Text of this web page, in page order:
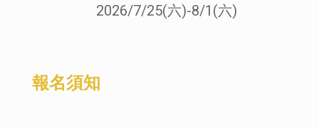
2026/7/25(六)-8/1(六)
報名須知